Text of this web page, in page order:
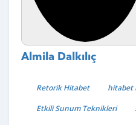
Almila Dalkılıç
Retorik Hitabet hitabet
Etkili Sunum Teknikleri